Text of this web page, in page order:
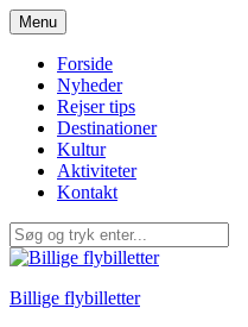
Spring
til
indhold
Menu
Forside
Nyheder
Rejser tips
Destinationer
Kultur
Aktiviteter
Kontakt
Billige flybilletter